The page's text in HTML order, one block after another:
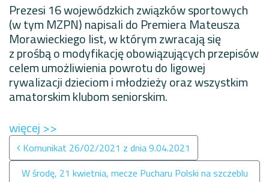
Prezesi 16 wojewódzkich związków sportowych
(w tym MZPN) napisali do Premiera Mateusza
Morawieckiego list, w którym zwracają się
z prośbą o modyfikację obowiązujących przepisów
celem umożliwienia powrotu do ligowej
rywalizacji dzieciom i młodzieży oraz wszystkim
amatorskim klubom seniorskim.
więcej >>
Nawigacja po wpisach
Komunikat 26/02/2021 z dnia 9.04.2021
W środę, 21 kwietnia, mecze Pucharu Polski na szczeblu